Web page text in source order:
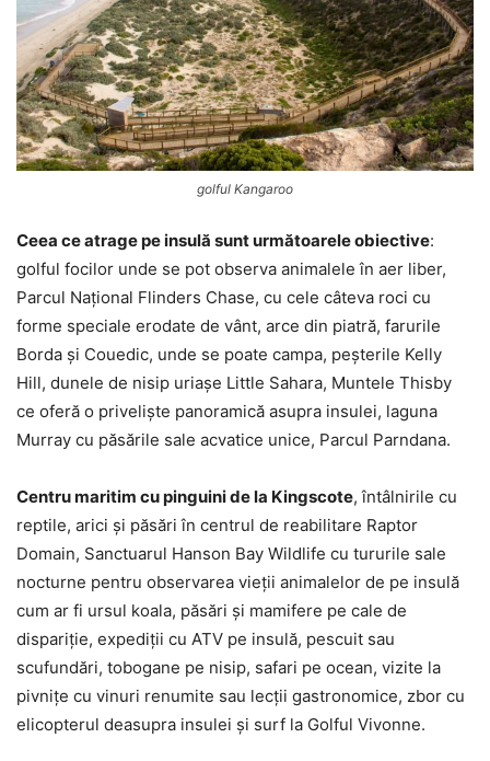
golful Kangaroo
Ceea ce atrage pe insulă sunt următoarele obiective:
golful focilor unde se pot observa animalele în aer liber,
Parcul Național Flinders Chase, cu cele câteva roci cu
forme speciale erodate de vânt, arce din piatră, farurile
Borda și Couedic, unde se poate campa, peșterile Kelly
Hill, dunele de nisip uriașe Little Sahara, Muntele Thisby
ce oferă o priveliște panoramică asupra insulei, laguna
Murray cu păsările sale acvatice unice, Parcul Parndana.
Centru maritim cu pinguini de la Kingscote, întâlnirile cu
reptile, arici și păsări în centrul de reabilitare Raptor
Domain, Sanctuarul Hanson Bay Wildlife cu tururile sale
nocturne pentru observarea vieții animalelor de pe insulă
cum ar fi ursul koala, păsări și mamifere pe cale de
dispariție, expediții cu ATV pe insulă, pescuit sau
scufundări, tobogane pe nisip, safari pe ocean, vizite la
pivnițe cu vinuri renumite sau lecții gastronomice, zbor cu
elicopterul deasupra insulei și surf la Golful Vivonne.